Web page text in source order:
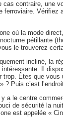
cas contraire, une
ferroviaire. Vérifiez
où la mode
pétillante
le trouverez
incliné, la
Il
trop. Êtes que vous
? Puis c’est
a le centre
de sécurité la
est appelée «